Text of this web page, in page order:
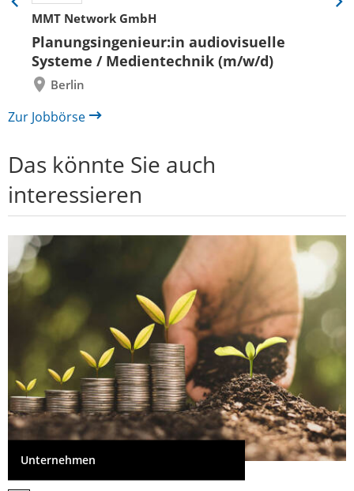
MMT Network GmbH
Planungsingenieur:in audiovisuelle
Systeme / Medientechnik (m/w/d)
Berlin
Eine
Folie
zurück
Eine
Zur Jobbörse
Das könnte Sie auch
interessieren
Unternehmen